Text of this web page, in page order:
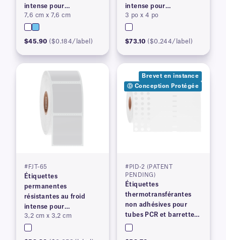
intense pour
imprimantes à transfert
thermique
7,6 cm x 7,6 cm
$45.90 ($0.184/label)
intense pour
imprimantes à transfert
thermique
3 po x 4 po
$73.10 ($0.244/label)
#FJT-65
Étiquettes
permanentes
résistantes au froid
intense pour
imprimantes à transfert
thermique
3,2 cm x 3,2 cm
Brevet en instance
Ⓓ Conception Protégée
#PID-2 (PATENT
PENDING)
Étiquettes
thermotransférantes
non adhésives pour
tubes PCR et barrettes
de tubes de profil haut